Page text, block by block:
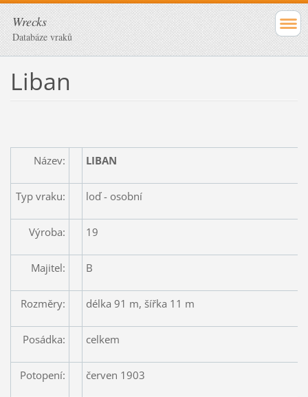
Wrecks
Databáze vraků
Liban
Název: LIBAN
Typ vraku: loď - osobní
Výroba: 19
Majitel: B
Rozměry: délka 91 m, šířka 11 m
Posádka: celkem
Potopení: červen 1903